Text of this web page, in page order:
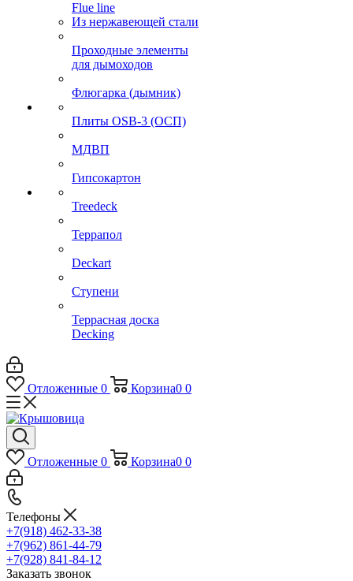
Flue line
Из нержавеющей стали
Проходные элементы
для дымоходов
Флюгарка (дымник)
Плиты OSB-3 (ОСП)
МДВП
Гипсокартон
Treedeck
Террапол
Deckart
Ступени
Террасная доска
Decking
Отложенные 0 Корзина0 0
Отложенные 0 Корзина0 0
Телефоны
+7(918) 462-33-38
+7(962) 861-44-79
+7(928) 841-84-12
Заказать звонок